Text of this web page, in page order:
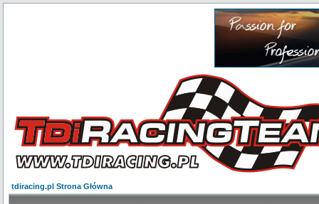
tdiracing.pl Strona Główna